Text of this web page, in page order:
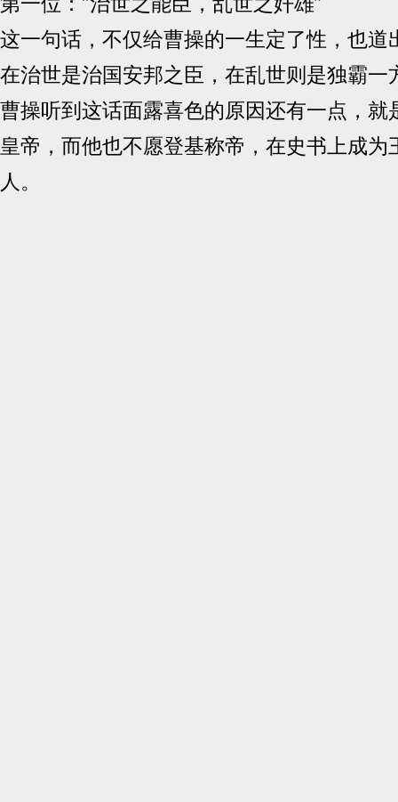
这一句话，不仅给曹操的一生定了性，也道
在治世是治国安邦之臣，在乱世则是独霸一
曹操听到这话面露喜色的原因还有一点，就
皇帝，而他也不愿登基称帝，在史书上成为
人。